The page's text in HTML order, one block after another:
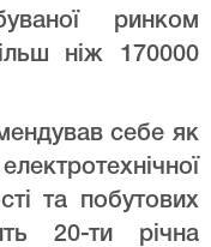
ринком
ніж 170000
себе як
та побутових
20-ти річна